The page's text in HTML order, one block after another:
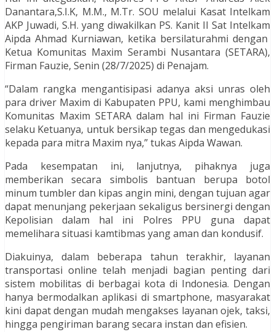
Danantara,S.I.K, M.M., M.Tr. SOU melalui Kasat Intelkam
AKP Juwadi, S.H. yang diwakilkan PS. Kanit II Sat Intelkam
Aipda Ahmad Kurniawan, ketika bersilaturahmi dengan
Ketua Komunitas Maxim Serambi Nusantara (SETARA),
Firman Fauzie, Senin (28/7/2025) di Penajam.
“Dalam rangka mengantisipasi adanya aksi unras oleh
para driver Maxim di Kabupaten PPU, kami menghimbau
Komunitas Maxim SETARA dalam hal ini Firman Fauzie
selaku Ketuanya, untuk bersikap tegas dan mengedukasi
kepada para mitra Maxim nya,” tukas Aipda Wawan.
Pada kesempatan ini, lanjutnya, pihaknya juga
memberikan secara simbolis bantuan berupa botol
minum tumbler dan kipas angin mini, dengan tujuan agar
dapat menunjang pekerjaan sekaligus bersinergi dengan
Kepolisian dalam hal ini Polres PPU guna dapat
memelihara situasi kamtibmas yang aman dan kondusif.
Diakuinya, dalam beberapa tahun terakhir, layanan
transportasi online telah menjadi bagian penting dari
sistem mobilitas di berbagai kota di Indonesia. Dengan
hanya bermodalkan aplikasi di smartphone, masyarakat
kini dapat dengan mudah mengakses layanan ojek, taksi,
hingga pengiriman barang secara instan dan efisien.